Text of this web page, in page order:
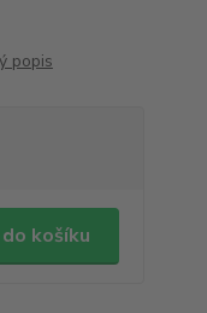
popis
košíku